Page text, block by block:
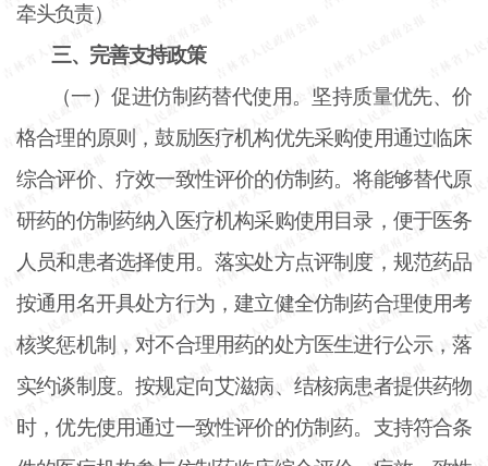
牵头负责）
三、完善支持政策
（一）促进仿制药替代使用。坚持质量优先、价
格合理的原则，鼓励医疗机构优先采购使用通过临床
综合评价、疗效一致性评价的仿制药。将能够替代原
研药的仿制药纳入医疗机构采购使用目录，便于医务
人员和患者选择使用。落实处方点评制度，规范药品
按通用名开具处方行为，建立健全仿制药合理使用考
核奖惩机制，对不合理用药的处方医生进行公示，落
实约谈制度。按规定向艾滋病、结核病患者提供药物
时，优先使用通过一致性评价的仿制药。支持符合条